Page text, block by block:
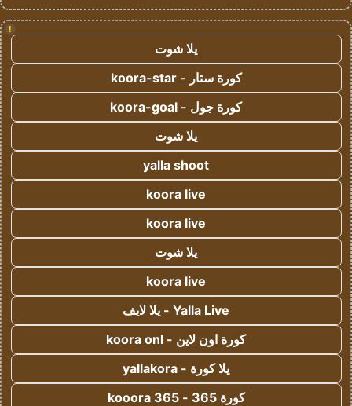
!
يلا شوت
كورة ستار - koora-star
كورة جول - koora-goal
يلا شوت
yalla shoot
koora live
koora live
يلا شوت
koora live
Yalla Live - يلا لايف
كورة اون لاين - koora onl
يلا كورة - yallakora
كورة 365 - kooora 365